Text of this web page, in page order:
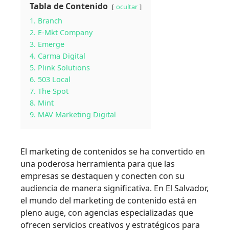
Tabla de Contenido ocultar
1. Branch
2. E-Mkt Company
3. Emerge
4. Carma Digital
5. Plink Solutions
6. 503 Local
7. The Spot
8. Mint
9. MAV Marketing Digital
El marketing de contenidos se ha convertido en
una poderosa herramienta para que las
empresas se destaquen y conecten con su
audiencia de manera significativa. En El Salvador,
el mundo del marketing de contenido está en
pleno auge, con agencias especializadas que
ofrecen servicios creativos y estratégicos para